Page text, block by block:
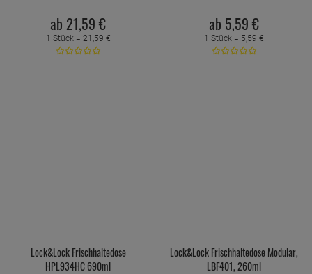
ab 21,59 €
1 Stück = 21,59 €
ab 5,59 €
1 Stück = 5,59 €
Lock&Lock Frischhaltedose
HPL934HC 690ml
Lock&Lock Frischhaltedose Modular,
LBF401, 260ml